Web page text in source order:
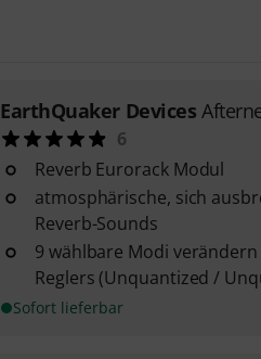
EarthQuaker Devices
6
Reverb Eurorack Modul
atmosphärische, sich
Reverb-Sounds
9 wählbare Modi
Reglers (Unquantized /
Sofort lieferbar